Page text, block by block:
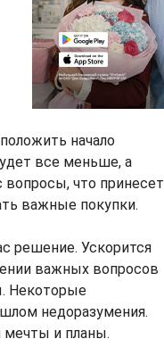
начало
все меньше, а
что принесет
важные покупки.
решение. Ускорится
важных вопросов
Некоторые
недоразумения.
мечты и планы.